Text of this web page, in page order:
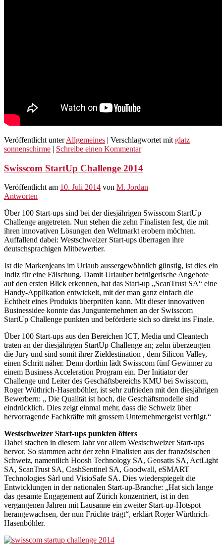
Veröffentlicht unter Allgemeines | Verschlagwortet mit glatz
sonnenschirme | Schreibe einen Kommentar
Swisscom StartUp Challenge 2014
Veröffentlicht am 10. Juli 2014 von M. Jordan
Antworten
Über 100 Start-ups sind bei der diesjährigen Swisscom StartUp
Challenge angetreten. Nun stehen die zehn Finalisten fest, die mit
ihren innovativen Lösungen den Weltmarkt erobern möchten.
Auffallend dabei: Westschweizer Start-ups überragen ihre
deutschsprachigen Mitbewerber.
Ist die Markenjeans im Urlaub aussergewöhnlich günstig, ist dies ein
Indiz für eine Fälschung. Damit Urlauber betrügerische Angebote
auf den ersten Blick erkennen, hat das Start-up „ScanTrust SA“ eine
Handy-Applikation entwickelt, mit der man ganz einfach die
Echtheit eines Produkts überprüfen kann. Mit dieser innovativen
Businessidee konnte das Jungunternehmen an der Swisscom
StartUp Challenge punkten und beförderte sich so direkt ins Finale.
Über 100 Start-ups aus den Bereichen ICT, Media und Cleantech
traten an der diesjährigen StartUp Challenge an; zehn überzeugten
die Jury und sind somit ihrer Zieldestination , dem Silicon Valley,
einen Schritt näher. Denn dorthin lädt Swisscom fünf Gewinner zu
einem Business Acceleration Program ein. Der Initiator der
Challenge und Leiter des Geschäftsbereichs KMU bei Swisscom,
Roger Wüthrich-Hasenböhler, ist sehr zufrieden mit den diesjährigen
Bewerbern: „ Die Qualität ist hoch, die Geschäftsmodelle sind
eindrücklich. Dies zeigt einmal mehr, dass die Schweiz über
hervorragende Fachkräfte mit grossem Unternehmergeist verfügt.“
Westschweizer Start-ups punkten öfters
Dabei stachen in diesem Jahr vor allem Westschweizer Start-ups
hervor. So stammen acht der zehn Finalisten aus der französischen
Schweiz, namentlich Hoosh Technology SA, Geosatis SA, ActLight
SA, ScanTrust SA, CashSentinel SA, Goodwall, eSMART
Technologies Sàrl und VisioSafe SA. Dies wiederspiegelt die
Entwicklungen in der nationalen Start-up-Branche: „Hat sich lange
das gesamte Engagement auf Zürich konzentriert, ist in den
vergangenen Jahren mit Lausanne ein zweiter Start-up-Hotspot
herangewachsen, der nun Früchte trägt“, erklärt Roger Würthrich-
Hasenböhler.